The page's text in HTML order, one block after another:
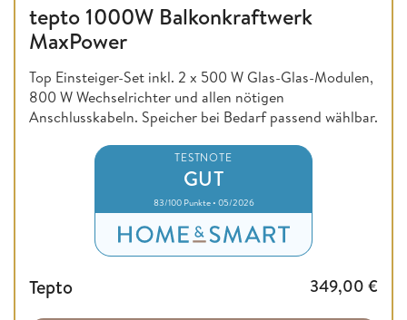
tepto 1000W Balkonkraftwerk
MaxPower
Top Einsteiger-Set inkl. 2 x 500 W Glas-Glas-Modulen,
800 W Wechselrichter und allen nötigen
Anschlusskabeln. Speicher bei Bedarf passend wählbar.
TESTNOTE
GUT
83/100 Punkte • 05/2026
Tepto 349,00 €